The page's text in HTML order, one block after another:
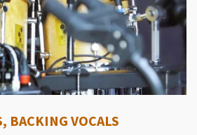
BACKING VOCALS